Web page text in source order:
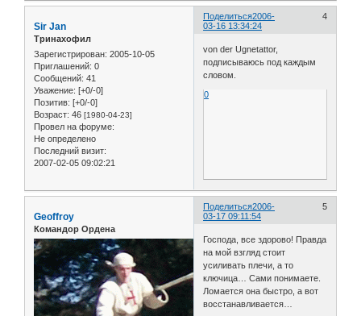
Поделиться 4
2006-
03-16 13:34:24
Sir Jan
Тринахофил
Зарегистрирован: 2005-10-05
Приглашений: 0
Сообщений: 41
Уважение: [+0/-0]
Позитив: [+0/-0]
Возраст: 46 [1980-04-23]
Провел на форуме:
Не определено
Последний визит:
2007-02-05 09:02:21
von der Ugnetattor,
подписываюсь под каждым
словом.
0
Поделиться 5
2006-
03-17 09:11:54
Geoffroy
Командор Ордена
Господа, все здорово! Правда
на мой взгляд стоит
усиливать плечи, а то
ключица… Сами понимаете.
Ломается она быстро, а вот
восстанавливается…